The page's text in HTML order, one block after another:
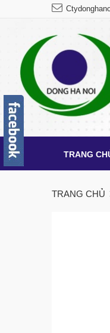
TRANG
TRANG CHỦ